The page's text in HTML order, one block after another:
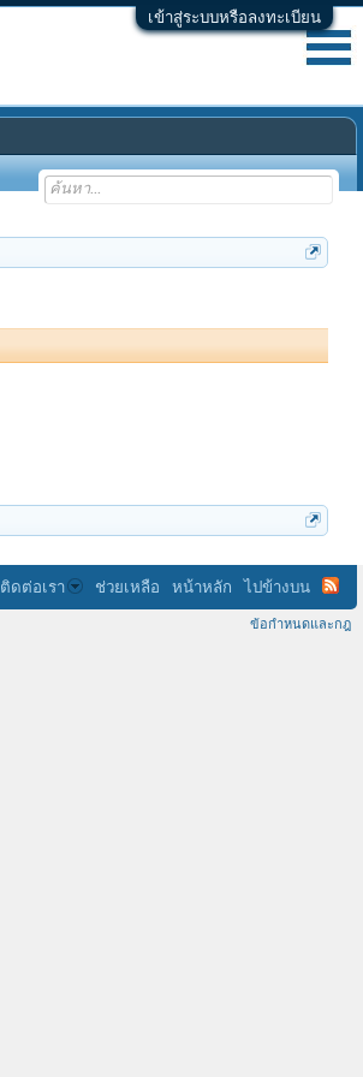
เข้าสู่ระบบหรือลงทะเบียน
ติดต่อเรา ช่วยเหลือ หน้าหลัก ไปข้างบน
ข้อกำหนดและกฎ